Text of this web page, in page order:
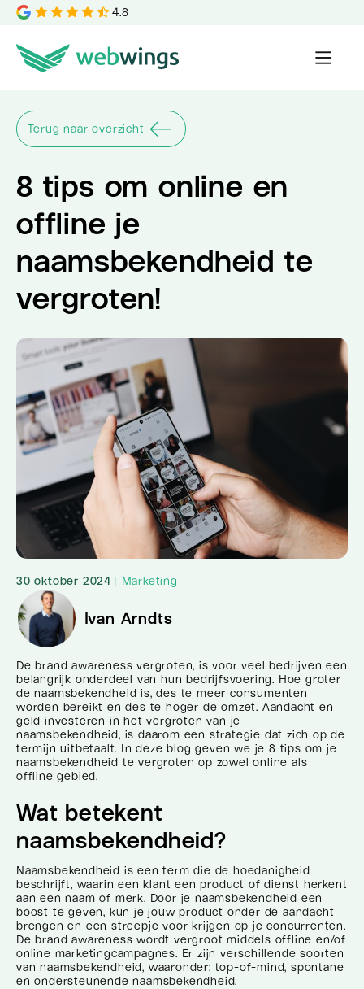
4.8
Terug naar overzicht
8 tips om online en
offline je
naamsbekendheid te
vergroten!
Ivan Arndts
30 oktober 2024 | Marketing
De brand awareness vergroten, is voor veel bedrijven een
belangrijk onderdeel van hun bedrijfsvoering. Hoe groter
de naamsbekendheid is, des te meer consumenten
worden bereikt en des te hoger de omzet. Aandacht en
geld investeren in het vergroten van je
naamsbekendheid, is daarom een strategie dat zich op de
termijn uitbetaalt. In deze blog geven we je 8 tips om je
naamsbekendheid te vergroten op zowel online als
offline gebied.
Wat betekent
naamsbekendheid?
Naamsbekendheid is een term die de hoedanigheid
beschrijft, waarin een klant een product of dienst herkent
aan een naam of merk. Door je naamsbekendheid een
boost te geven, kun je jouw product onder de aandacht
brengen en een streepje voor krijgen op je concurrenten.
De brand awareness wordt vergroot middels offline en/of
online marketingcampagnes. Er zijn verschillende soorten
van naamsbekendheid, waaronder: top-of-mind, spontane
en ondersteunende naamsbekendheid.